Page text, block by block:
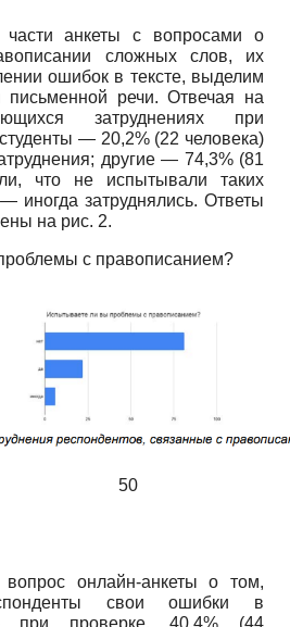
анкеты с вопросами о
сложных слов, их
ошибок в тексте, выделим
письменной речи. Отвечая на
затруднениях при
— 20,2% (22 человека)
другие — 74,3% (81
что не испытывали таких
иногда затруднялись. Ответы
на рис. 2.
с правописанием?
50
онлайн-анкеты о том,
свои ошибки в
при проверке, 40,4% (44